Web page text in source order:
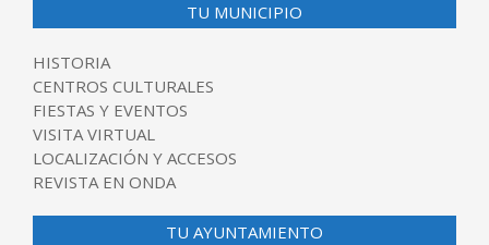
TU MUNICIPIO
HISTORIA
CENTROS CULTURALES
FIESTAS Y EVENTOS
VISITA VIRTUAL
LOCALIZACIÓN Y ACCESOS
REVISTA EN ONDA
TU AYUNTAMIENTO